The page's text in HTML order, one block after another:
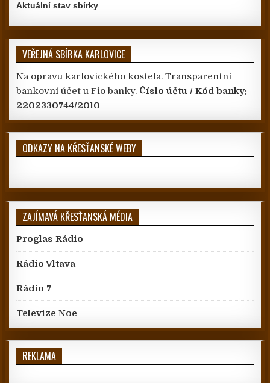
Aktuální stav sbírky
VEŘEJNÁ SBÍRKA KARLOVICE
Na opravu karlovického kostela. Transparentní
bankovní účet u Fio banky. Číslo účtu / Kód banky:
2202330744/2010
ODKAZY NA KŘESŤANSKÉ WEBY
ZAJÍMAVÁ KŘESŤANSKÁ MÉDIA
Proglas Rádio
Rádio Vltava
Rádio 7
Televize Noe
REKLAMA